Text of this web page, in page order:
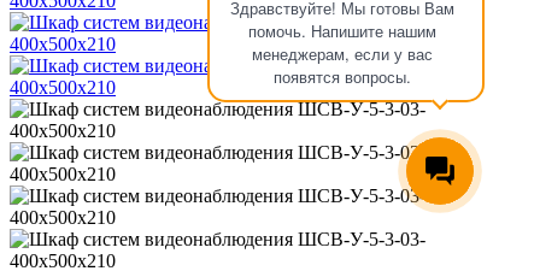
Здравствуйте! Мы готовы Вам
помочь. Напишите нашим
менеджерам, если у вас
появятся вопросы.